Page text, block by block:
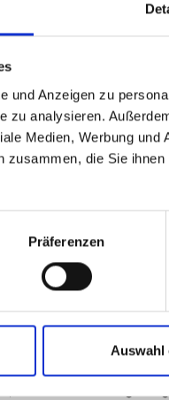
und Anzeigen zu
zu analysieren.
Medien, Werbung
zusammen, die Sie
Präferenzen
Auswahl
ab.
du eine
rechts vom Fanshop)
möchten,
von 14 Tagen
können wir unfrei
von Waren,
auf die
sofern die